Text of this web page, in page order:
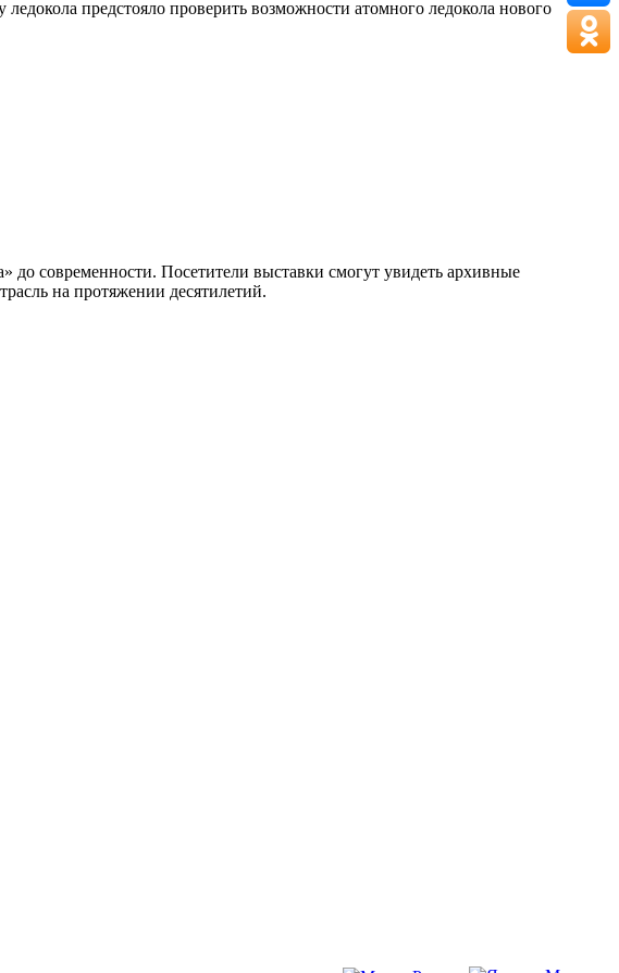
предстояло проверить возможности атомного ледокола нового
до современности. Посетители выставки смогут увидеть архивные
на протяжении десятилетий.